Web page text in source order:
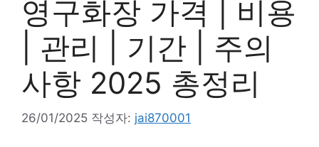
영구화장 가격 | 비용
| 관리 | 기간 | 주의
사항 2025 총정리
26/01/2025 작성자: jai870001